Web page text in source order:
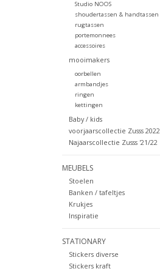
Studio NOOS
shoudertassen & handtassen
rugtassen
portemonnees
accessoires
mooimakers
oorbellen
armbandjes
ringen
kettingen
Baby / kids
voorjaarscollectie Zusss 2022
Najaarscollectie Zusss '21/22
MEUBELS
Stoelen
Banken / tafeltjes
Krukjes
Inspiratie
STATIONARY
Stickers diverse
Stickers kraft